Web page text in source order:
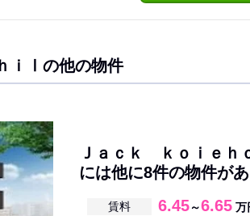
ｉⅠの他の物件
Ｊａｃｋ ｋｏｉｅｈ
には他に8件の物件が
賃料 6.45～6.65 万